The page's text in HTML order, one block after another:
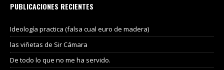
PUBLICACIONES RECIENTES
Ideología practica (falsa cual euro de madera)
las viñetas de Sir Cámara
De todo lo que no me ha servido.